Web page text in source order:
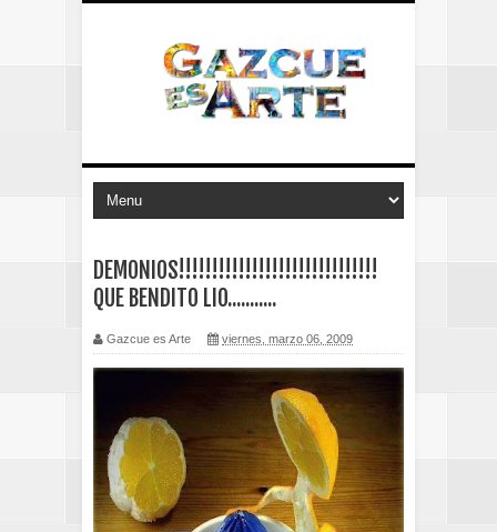
DEMONIOS!!!!!!!!!!!!!!!!!!!!!!!!!!!!!!
QUE BENDITO LIO...........
Gazcue es Arte viernes, marzo 06, 2009